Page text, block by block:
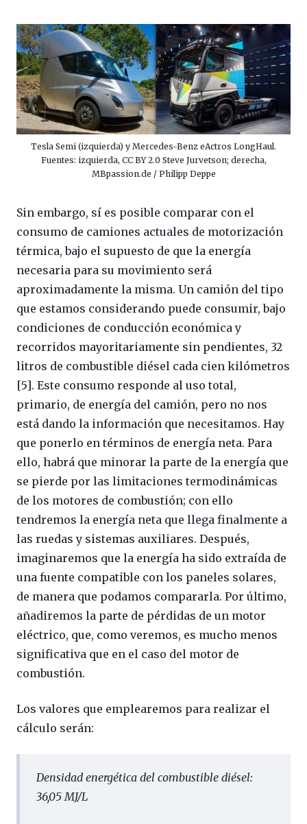
Tesla Semi (izquierda) y Mercedes-Benz eActros LongHaul.
Fuentes: izquierda, CC BY 2.0 Steve Jurvetson; derecha,
MBpassion.de / Philipp Deppe
Sin embargo, sí es posible comparar con el
consumo de camiones actuales de motorización
térmica, bajo el supuesto de que la energía
necesaria para su movimiento será
aproximadamente la misma. Un camión del tipo
que estamos considerando puede consumir, bajo
condiciones de conducción económica y
recorridos mayoritariamente sin pendientes, 32
litros de combustible diésel cada cien kilómetros
[5]. Este consumo responde al uso total,
primario, de energía del camión, pero no nos
está dando la información que necesitamos. Hay
que ponerlo en términos de energía neta. Para
ello, habrá que minorar la parte de la energía que
se pierde por las limitaciones termodinámicas
de los motores de combustión; con ello
tendremos la energía neta que llega finalmente a
las ruedas y sistemas auxiliares. Después,
imaginaremos que la energía ha sido extraída de
una fuente compatible con los paneles solares,
de manera que podamos compararla. Por último,
añadiremos la parte de pérdidas de un motor
eléctrico, que, como veremos, es mucho menos
significativa que en el caso del motor de
combustión.
Los valores que emplearemos para realizar el
cálculo serán:
Densidad energética del combustible diésel:
36,05 MJ/L